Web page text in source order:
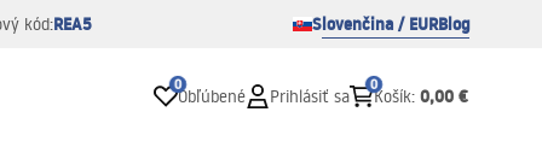
kód:REA5 Slovenčina / EURBlog
0
Obľúbené Prihlásiť sa
0
Košík: 0,00 €